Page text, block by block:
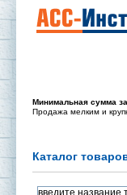
Минимальная сумма
Продажа мелким и
Каталог